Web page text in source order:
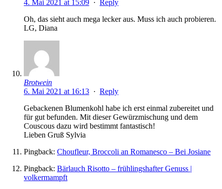
4. Mai 2021 at 15:09 · Reply
Oh, das sieht auch mega lecker aus. Muss ich auch probieren.
LG, Diana
Brotwein
6. Mai 2021 at 16:13 · Reply
Gebackenen Blumenkohl habe ich erst einmal zubereitet und
für gut befunden. Mit dieser Gewürzmischung und dem
Couscous dazu wird bestimmt fantastisch!
Lieben Gruß Sylvia
Pingback: Choufleur, Broccoli an Romanesco – Bei Josiane
Pingback: Bärlauch Risotto – frühlingshafter Genuss |
volkermampft